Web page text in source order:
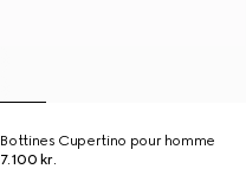
Bottines Cupertino pour homme
7.100 kr.